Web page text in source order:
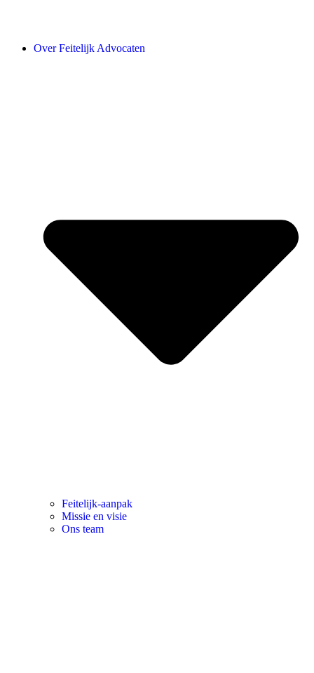
Over Feitelijk Advocaten
Feitelijk-aanpak
Missie en visie
Ons team